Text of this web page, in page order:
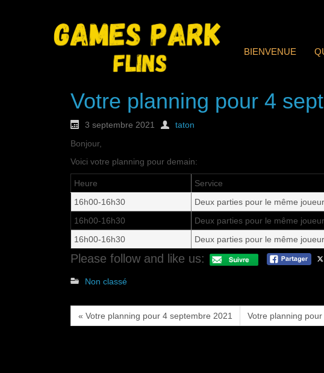
BIENVENUE
Votre planning pour 4
3 septembre 2021
taton
Bonjour,
Voici votre planning pour demain:
Heure Service
16h00-16h30
Deux parties pour le même
16h00-16h30
Deux parties pour le même
16h00-16h30
Deux parties pour le même
Please follow and like us:
Non classé
« Votre planning pour 4 septembre 2021 Votre planning